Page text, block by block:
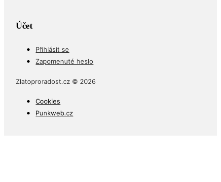
Účet
Přihlásit se
Zapomenuté heslo
Zlatoproradost.cz © 2026
Cookies
Punkweb.cz